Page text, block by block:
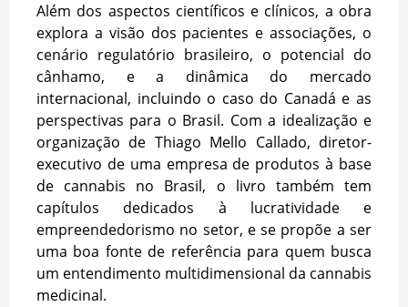
Além dos aspectos científicos e clínicos, a obra
explora a visão dos pacientes e associações, o
cenário regulatório brasileiro, o potencial do
cânhamo, e a dinâmica do mercado
internacional, incluindo o caso do Canadá e as
perspectivas para o Brasil. Com a idealização e
organização de Thiago Mello Callado, diretor-
executivo de uma empresa de produtos à base
de cannabis no Brasil, o livro também tem
capítulos dedicados à lucratividade e
empreendedorismo no setor, e se propõe a ser
uma boa fonte de referência para quem busca
um entendimento multidimensional da cannabis
medicinal.